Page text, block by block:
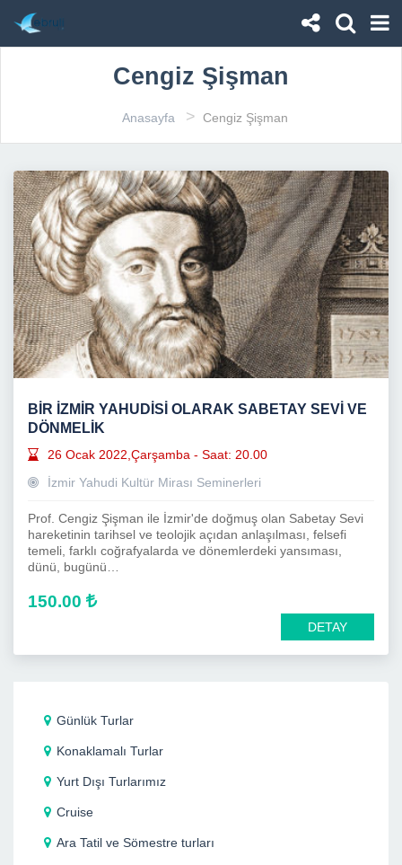
Cengiz Şişman
Anasayfa > Cengiz Şişman
BİR İZMİR YAHUDİSİ OLARAK SABETAY SEVİ VE
DÖNMELİK
26 Ocak 2022,Çarşamba - Saat: 20.00
İzmir Yahudi Kultür Mirası Seminerleri
Prof. Cengiz Şişman ile İzmir'de doğmuş olan Sabetay Sevi
hareketinin tarihsel ve teolojik açıdan anlaşılması, felsefi
temeli, farklı coğrafyalarda ve dönemlerdeki yansıması,
dünü, bugünü…
150.00
DETAY
Günlük Turlar
Konaklamalı Turlar
Yurt Dışı Turlarımız
Cruise
Ara Tatil ve Sömestre turları